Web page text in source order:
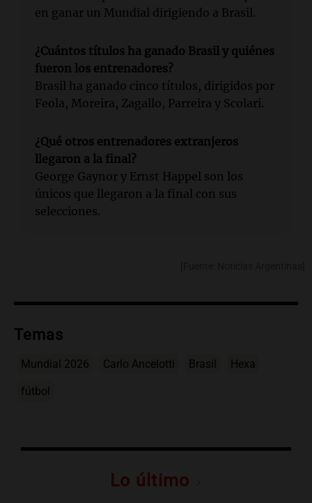
en ganar un Mundial dirigiendo a Brasil.
¿Cuántos títulos ha ganado Brasil y quiénes
fueron los entrenadores?
Brasil ha ganado cinco títulos, dirigidos por
Feola, Moreira, Zagallo, Parreira y Scolari.
¿Qué otros entrenadores extranjeros
llegaron a la final?
George Gaynor y Ernst Happel son los
únicos que llegaron a la final con sus
selecciones.
Temas
Mundial 2026 Carlo Ancelotti Brasil Hexa
fútbol
Lo último